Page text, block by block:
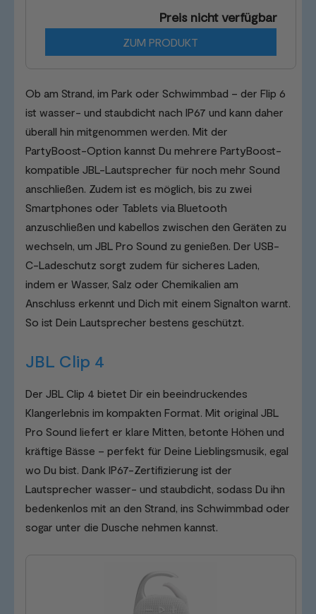
Preis nicht verfügbar
ZUM PRODUKT
Ob am Strand, im Park oder Schwimmbad – der Flip 6
ist wasser- und staubdicht nach IP67 und kann daher
überall hin mitgenommen werden. Mit der
PartyBoost-Option kannst Du mehrere PartyBoost-
kompatible JBL-Lautsprecher für noch mehr Sound
anschließen. Zudem ist es möglich, bis zu zwei
Smartphones oder Tablets via Bluetooth
anzuschließen und kabellos zwischen den Geräten zu
wechseln, um JBL Pro Sound zu genießen. Der USB-
C-Ladeschutz sorgt zudem für sicheres Laden,
indem er Wasser, Salz oder Chemikalien am
Anschluss erkennt und Dich mit einem Signalton warnt.
So ist Dein Lautsprecher bestens geschützt.
JBL Clip 4
Der JBL Clip 4 bietet Dir ein beeindruckendes
Klangerlebnis im kompakten Format. Mit original JBL
Pro Sound liefert er klare Mitten, betonte Höhen und
kräftige Bässe – perfekt für Deine Lieblingsmusik, egal
wo Du bist. Dank IP67-Zertifizierung ist der
Lautsprecher wasser- und staubdicht, sodass Du ihn
bedenkenlos mit an den Strand, ins Schwimmbad oder
sogar unter die Dusche nehmen kannst.